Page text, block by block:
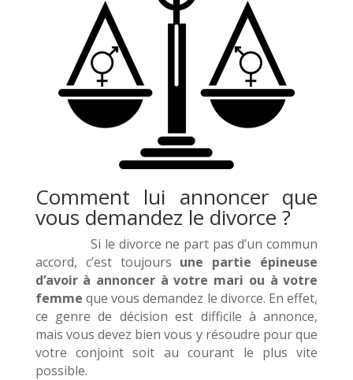
Comment lui annoncer que
vous demandez le divorce ?
Si le divorce ne part pas d’un commun
accord, c’est toujours une partie épineuse
d’avoir à annoncer à votre mari ou à votre
femme que vous demandez le divorce. En effet,
ce genre de décision est difficile à annonce,
mais vous devez bien vous y résoudre pour que
votre conjoint soit au courant le plus vite
possible.